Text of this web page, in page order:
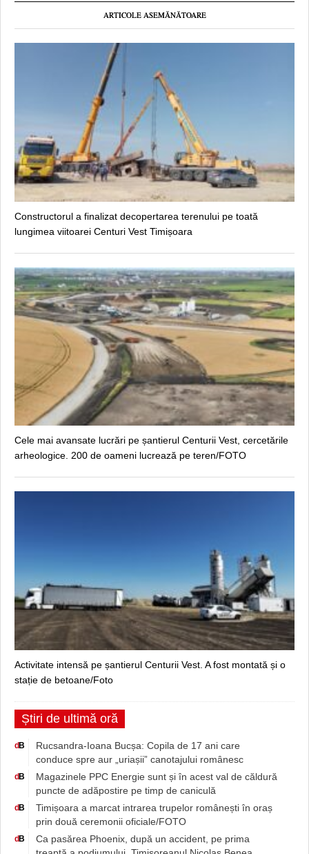
ARTICOLE ASEMĂNĂTOARE
Constructorul a finalizat decopertarea terenului pe toată
lungimea viitoarei Centuri Vest Timișoara
Cele mai avansate lucrări pe șantierul Centurii Vest, cercetările
arheologice. 200 de oameni lucrează pe teren/FOTO
Activitate intensă pe șantierul Centurii Vest. A fost montată și o
stație de betoane/Foto
Știri de ultimă oră
dB
Rucsandra-Ioana Bucșa: Copila de 17 ani care
conduce spre aur „uriașii” canotajului românesc
dB
Magazinele PPC Energie sunt și în acest val de căldură
puncte de adăpostire pe timp de caniculă
dB
Timișoara a marcat intrarea trupelor românești în oraș
prin două ceremonii oficiale/FOTO
dB
Ca pasărea Phoenix, după un accident, pe prima